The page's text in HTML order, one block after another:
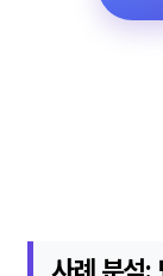
사례 분석: